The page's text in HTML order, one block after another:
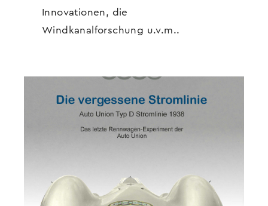
Innovationen, die
Windkanalforschung u.v.m..